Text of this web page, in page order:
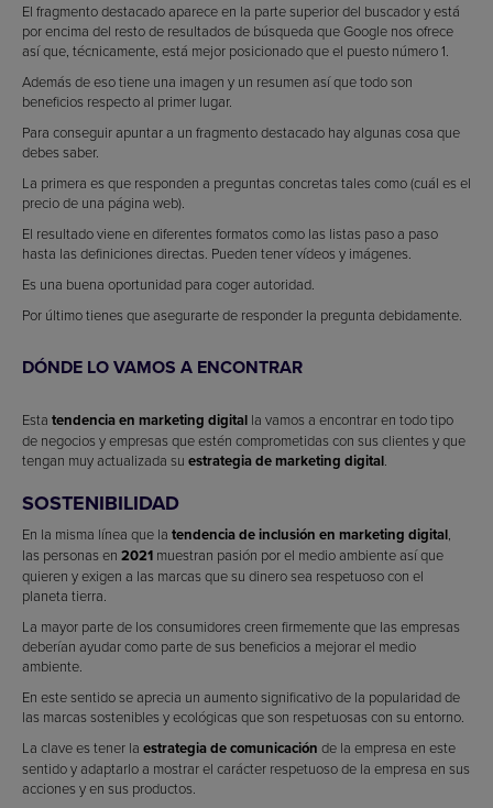
El fragmento destacado aparece en la parte superior del buscador y está
por encima del resto de resultados de búsqueda que Google nos ofrece
así que, técnicamente, está mejor posicionado que el puesto número 1.
Además de eso tiene una imagen y un resumen así que todo son
beneficios respecto al primer lugar.
Para conseguir apuntar a un fragmento destacado hay algunas cosa que
debes saber.
La primera es que responden a preguntas concretas tales como (cuál es el
precio de una página web).
El resultado viene en diferentes formatos como las listas paso a paso
hasta las definiciones directas. Pueden tener vídeos y imágenes.
Es una buena oportunidad para coger autoridad.
Por último tienes que asegurarte de responder la pregunta debidamente.
DÓNDE LO VAMOS A ENCONTRAR
Esta tendencia en marketing digital la vamos a encontrar en todo tipo
de negocios y empresas que estén comprometidas con sus clientes y que
tengan muy actualizada su estrategia de marketing digital.
SOSTENIBILIDAD
En la misma línea que la tendencia de inclusión en marketing digital,
las personas en 2021 muestran pasión por el medio ambiente así que
quieren y exigen a las marcas que su dinero sea respetuoso con el
planeta tierra.
La mayor parte de los consumidores creen firmemente que las empresas
deberían ayudar como parte de sus beneficios a mejorar el medio
ambiente.
En este sentido se aprecia un aumento significativo de la popularidad de
las marcas sostenibles y ecológicas que son respetuosas con su entorno.
La clave es tener la estrategia de comunicación de la empresa en este
sentido y adaptarlo a mostrar el carácter respetuoso de la empresa en sus
acciones y en sus productos.